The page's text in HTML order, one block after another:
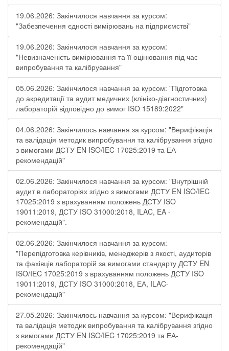
19.06.2026: Закінчилося навчання за курсом:
"Забезпечення єдності вимірювань на підприємстві"
19.06.2026: Закінчилося навчання за курсом:
"Невизначеність вимірювання та її оцінювання під час
випробування та калібрування"
05.06.2026: Закінчилося навчання за курсом: "Підготовка
до акредитації та аудит медичних (клініко-діагностичних)
лабораторій відповідно до вимог ISO 15189:2022"
04.06.2026: Закінчилось навчання за курсом: "Верифікація
та валідація методик випробування та калібрування згідно
з вимогами ДСТУ EN ISO/IEC 17025:2019 та ЕА-
рекомендацій"
02.06.2026: Закінчилося навчання за курсом: "Внутрішній
аудит в лабораторіях згідно з вимогами ДСТУ EN ISO/IEC
17025:2019 з врахуванням положень ДСТУ ISO
19011:2019, ДСТУ ISO 31000:2018, ILAC, EA -
рекомендацій".
02.06.2026: Закінчилося навчання за курсом:
"Перепідготовка керівників, менеджерів з якості, аудиторів
та фахівців лабораторій за вимогами стандарту ДСТУ EN
ISO/IEC 17025:2019 з врахуванням положень ДСТУ ISO
19011:2019, ДСТУ ISO 31000:2018, ЕА, ILAC-
рекомендацій"
27.05.2026: Закінчилось навчання за курсом: "Верифікація
та валідація методик випробування та калібрування згідно
з вимогами ДСТУ EN ISO/IEC 17025:2019 та ЕА-
рекомендацій"